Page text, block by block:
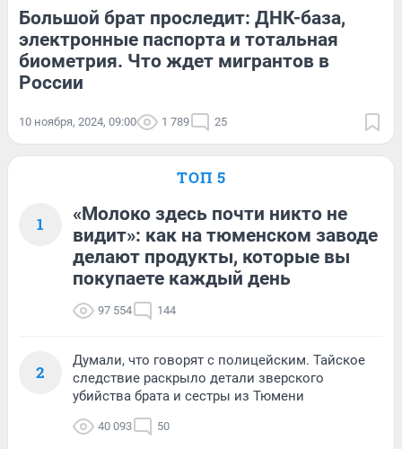
Большой брат проследит: ДНК-база,
электронные паспорта и тотальная
биометрия. Что ждет мигрантов в
России
10 ноября, 2024, 09:00 1 789 25
ТОП 5
1
«Молоко здесь почти никто не
видит»: как на тюменском заводе
делают продукты, которые вы
покупаете каждый день
97 554 144
2
Думали, что говорят с полицейским. Тайское
следствие раскрыло детали зверского
убийства брата и сестры из Тюмени
40 093 50